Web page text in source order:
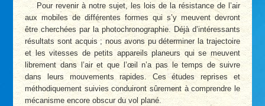
Pour revenir à notre sujet, les lois de la résistance de l’air
aux mobiles de différentes formes qui s’y meuvent devront
être cherchées par la photochronographie. Déjà d’intéressants
résultats sont acquis ; nous avons pu déterminer la trajectoire
et les vitesses de petits appareils planeurs qui se meuvent
librement dans l’air et que l’œil n’a pas le temps de suivre
dans leurs mouvements rapides. Ces études reprises et
méthodiquement suivies conduiront sûrement à comprendre le
mécanisme encore obscur du vol plané.